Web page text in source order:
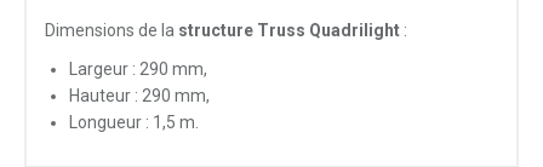
Dimensions de la structure Truss Quadrilight :
Largeur : 290 mm,
Hauteur : 290 mm,
Longueur : 1,5 m.